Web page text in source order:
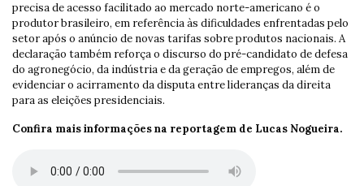
precisa de acesso facilitado ao mercado norte-americano é o
produtor brasileiro, em referência às dificuldades enfrentadas pelo
setor após o anúncio de novas tarifas sobre produtos nacionais. A
declaração também reforça o discurso do pré-candidato de defesa
do agronegócio, da indústria e da geração de empregos, além de
evidenciar o acirramento da disputa entre lideranças da direita
para as eleições presidenciais.
Confira mais informações na reportagem de Lucas Nogueira.